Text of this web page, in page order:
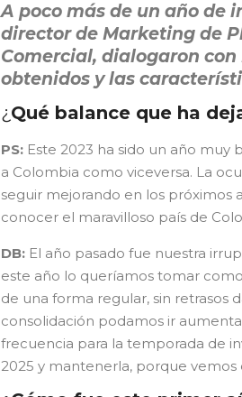
A poco más de un año de
director de Marketing de
Comercial, dialogaron
obtenidos y las
¿ Qué balance que ha
PS: Este 2023 ha sido un año
a Colombia como viceversa. La
seguir mejorando en los
conocer el maravilloso país de
DB: El año pasado fue nuestra
este año lo queríamos tomar
de una forma regular, sin retrasos
consolidación podamos ir
frecuencia para la temporada de
2025 y mantenerla, porque vemos